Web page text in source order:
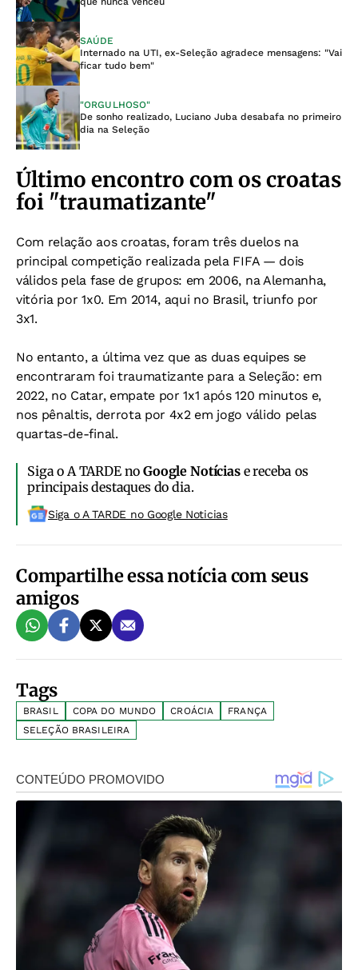
SAÚDE
Internado na UTI, ex-Seleção agradece mensagens: "Vai
ficar tudo bem"
"ORGULHOSO"
De sonho realizado, Luciano Juba desabafa no primeiro
dia na Seleção
Último encontro com os croatas
foi "traumatizante"
Com relação aos croatas, foram três duelos na
principal competição realizada pela FIFA — dois
válidos pela fase de grupos: em 2006, na Alemanha,
vitória por 1x0. Em 2014, aqui no Brasil, triunfo por
3x1.
No entanto, a última vez que as duas equipes se
encontraram foi traumatizante para a Seleção: em
2022, no Catar, empate por 1x1 após 120 minutos e,
nos pênaltis, derrota por 4x2 em jogo válido pelas
quartas-de-final.
Siga o A TARDE noGoogle Notíciase receba os
principais destaques do dia.
Siga o A TARDE no Google Noticias
Compartilhe essa notícia com seus
amigos
Tags
BRASIL COPA DO MUNDO CROÁCIA
FRANÇA
SELEÇÃO BRASILEIRA